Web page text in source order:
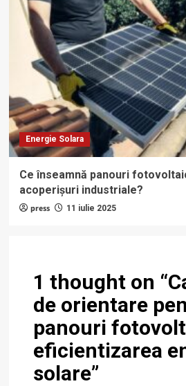
Energie Solara
Ce înseamnă panouri
acoperișuri industriale?
press 11 iulie 2025
1 thought on “
de orientare
panouri
eficientizarea
solare”